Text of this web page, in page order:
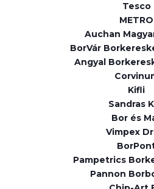
Tesco
METRO
Auchan
BorVár
Angyal
Kifli
Sandras
Bor és
Vimpex
Pampetrics
Pannon